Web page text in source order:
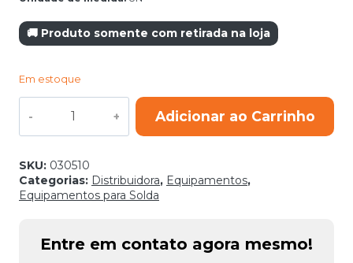
🚚 Produto somente com retirada na loja
Em estoque
TR1
2
0,8
1,0MM
quantidade
Adicionar ao Carrinho
SKU: 030510
Categorias: Distribuidora, Equipamentos,
Equipamentos para Solda
Entre em contato agora mesmo!